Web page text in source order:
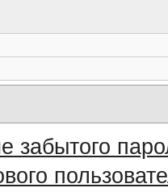
забытого